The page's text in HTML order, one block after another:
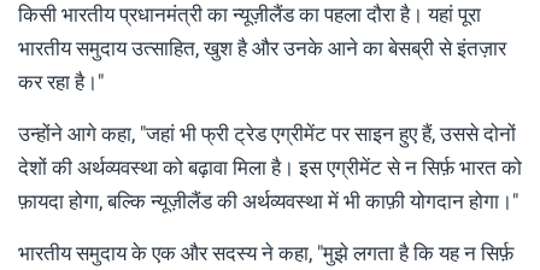
किसी भारतीय प्रधानमंत्री का न्यूज़ीलैंड का पहला दौरा है। यहां पूरा
भारतीय समुदाय उत्साहित, खुश है और उनके आने का बेसब्री से इंतज़ार
कर रहा है।"
उन्होंने आगे कहा, "जहां भी फ्री ट्रेड एग्रीमेंट पर साइन हुए हैं, उससे दोनों
देशों की अर्थव्यवस्था को बढ़ावा मिला है। इस एग्रीमेंट से न सिर्फ़ भारत को
फ़ायदा होगा, बल्कि न्यूज़ीलैंड की अर्थव्यवस्था में भी काफ़ी योगदान होगा।"
भारतीय समुदाय के एक और सदस्य ने कहा, "मुझे लगता है कि यह न सिर्फ़